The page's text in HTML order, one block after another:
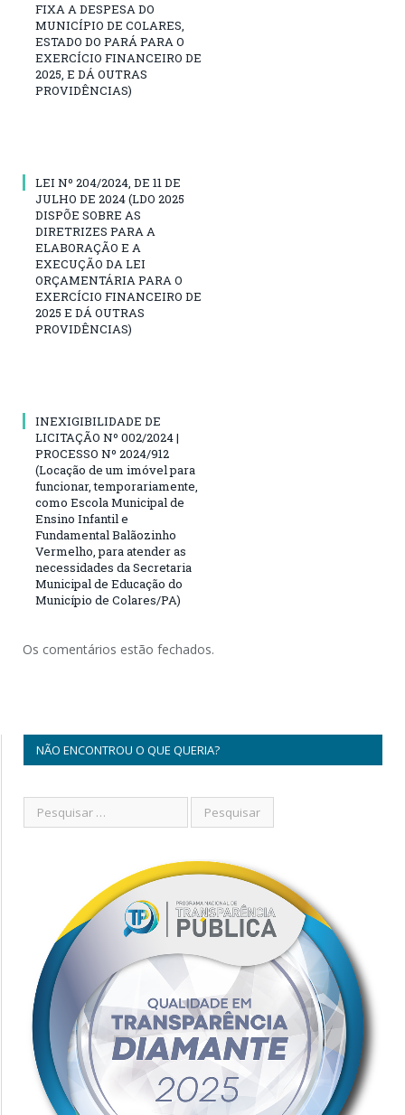
FIXA A DESPESA DO
MUNICÍPIO DE COLARES,
ESTADO DO PARÁ PARA O
EXERCÍCIO FINANCEIRO DE
2025, E DÁ OUTRAS
PROVIDÊNCIAS)
LEI Nº 204/2024, DE 11 DE
JULHO DE 2024 (LDO 2025
DISPÕE SOBRE AS
DIRETRIZES PARA A
ELABORAÇÃO E A
EXECUÇÃO DA LEI
ORÇAMENTÁRIA PARA O
EXERCÍCIO FINANCEIRO DE
2025 E DÁ OUTRAS
PROVIDÊNCIAS)
INEXIGIBILIDADE DE
LICITAÇÃO Nº 002/2024 |
PROCESSO Nº 2024/912
(Locação de um imóvel para
funcionar, temporariamente,
como Escola Municipal de
Ensino Infantil e
Fundamental Balãozinho
Vermelho, para atender as
necessidades da Secretaria
Municipal de Educação do
Município de Colares/PA)
Os comentários estão fechados.
NÃO ENCONTROU O QUE QUERIA?